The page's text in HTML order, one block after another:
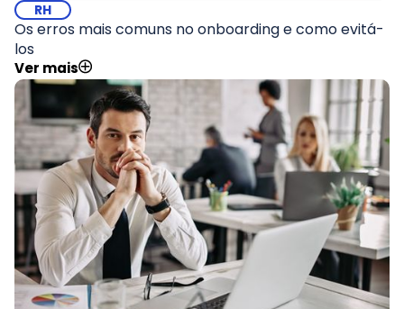
RH
Os erros mais comuns no onboarding e como evitá-
los
Ver mais